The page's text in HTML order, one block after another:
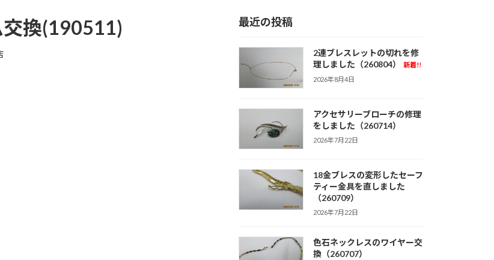
換(190511) 最近の投稿
2連ブレスレットの切れを修
理しました（260804）
新着!!
2026年8月4日
アクセサリーブローチの修理
をしました（260714）
2026年7月22日
18金ブレスの変形したセーフ
ティー金具を直しました
（260709）
2026年7月22日
色石ネックレスのワイヤー交
換（260707）